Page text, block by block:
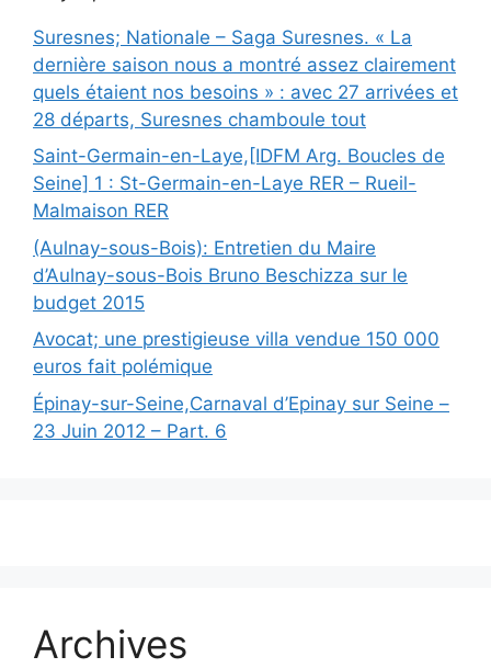
Suresnes; Nationale – Saga Suresnes. « La
dernière saison nous a montré assez clairement
quels étaient nos besoins » : avec 27 arrivées et
28 départs, Suresnes chamboule tout
Saint-Germain-en-Laye,[IDFM Arg. Boucles de
Seine] 1 : St-Germain-en-Laye RER – Rueil-
Malmaison RER
(Aulnay-sous-Bois): Entretien du Maire
d’Aulnay-sous-Bois Bruno Beschizza sur le
budget 2015
Avocat; une prestigieuse villa vendue 150 000
euros fait polémique
Épinay-sur-Seine,Carnaval d’Epinay sur Seine –
23 Juin 2012 – Part. 6
Archives